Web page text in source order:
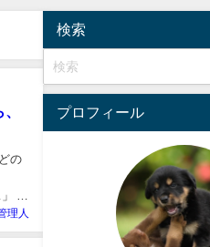
の
女
理人
検索
プロフィール